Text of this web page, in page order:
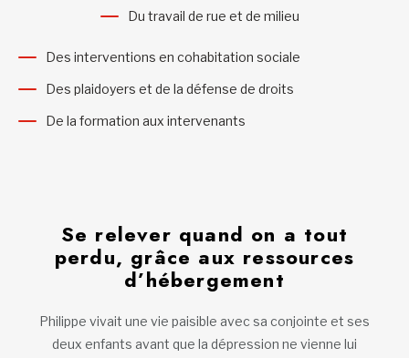
Du travail de rue et de milieu
Des interventions en cohabitation sociale
Des plaidoyers et de la défense de droits
De la formation aux intervenants
Se relever quand on a tout
perdu, grâce aux ressources
d’hébergement
Philippe vivait une vie paisible avec sa conjointe et ses
deux enfants avant que la dépression ne vienne lui